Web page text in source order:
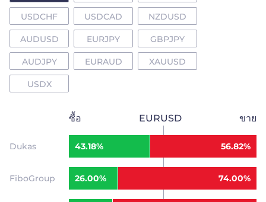
ซื้อ EURUSD ขาย
Dukas 43.18% 56.82%
FiboGroup 26.00% 74.00%
USDCHF USDCAD NZDUSD
AUDUSD EURJPY GBPJPY
AUDJPY EURAUD XAUUSD
USDX